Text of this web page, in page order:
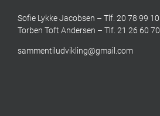
Sofie Lykke Jacobsen – Tlf. 20 78 99 10
Torben Toft Andersen – Tlf. 21 26 60 70
sammentiludvikling@gmail.com